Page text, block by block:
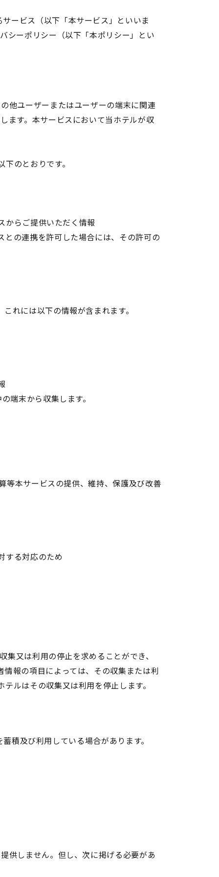
ービス（以下「本サービス」といいま
シーポリシー（以下「本ポリシー」とい
他ユーザーまたはユーザーの端末に関連
ます。本サービスにおいて当ホテルが収
のとおりです。
からご提供いただく情報
の連携を許可した場合には、その許可の
れには以下の情報が含まれます。
端末から収集します。
等本サービスの提供、維持、保護及び改善
する対応のため
又は利用の停止を求めることができ、
報の項目によっては、その収集または利
ルはその収集又は利用を停止します。
積及び利用している場合があります。
供しません。但し、次に掲げる必要があ